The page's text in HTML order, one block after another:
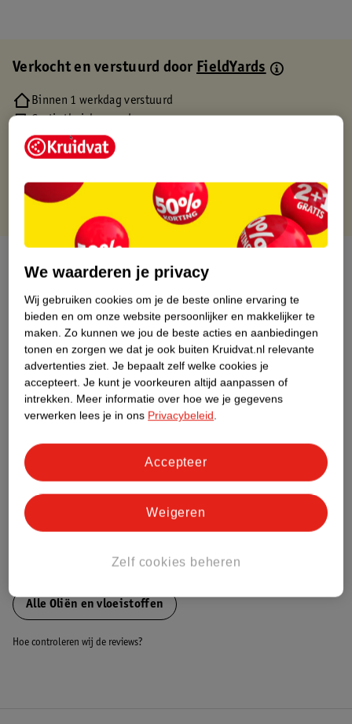
Verkocht en verstuurd doorFieldYards
Binnen 1 werkdag verstuurd
Gratis thuisbezorgd
Gratis retourneren via verkooppartner.
Gratis punten met je Kruidvat kaart
Over dit product
Productinformatie
Etiketinformatie
Nature Impact Score
Dit product heeft (nog) geen Nature
Meer informatie
Bestel & Bezorginformatie
Alle Oliën en vloeistoffen
Hoe controleren wij de reviews?
We waarderen je privacy
Wij gebruiken cookies om je de beste online ervaring te
bieden en om onze website persoonlijker en makkelijker te
maken. Zo kunnen we jou de beste acties en aanbiedingen
tonen en zorgen we dat je ook buiten Kruidvat.nl relevante
advertenties ziet. Je bepaalt zelf welke cookies je
accepteert. Je kunt je voorkeuren altijd aanpassen of
intrekken. Meer informatie over hoe we je gegevens
verwerken lees je in ons Privacybeleid.
Zelf cookies beheren
Weigeren
Accepteer